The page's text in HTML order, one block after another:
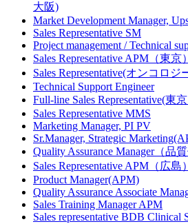
大阪)
Market Development Manager,
Sales Representative SM
Project management / Technical
Sales Representative APM（東京）
Sales Representative(オンコロ
Technical Support Engineer
Full-line Sales Representative(東
Sales Representative MMS
Marketing Manager, PI PV
Sr.Manager, Strategic
Quality Assurance Manager（品
Sales Representative APM（広島）
Product Manager(APM)
Quality Assurance Associate
Sales Training Manager APM
Sales representative BDB Clinical